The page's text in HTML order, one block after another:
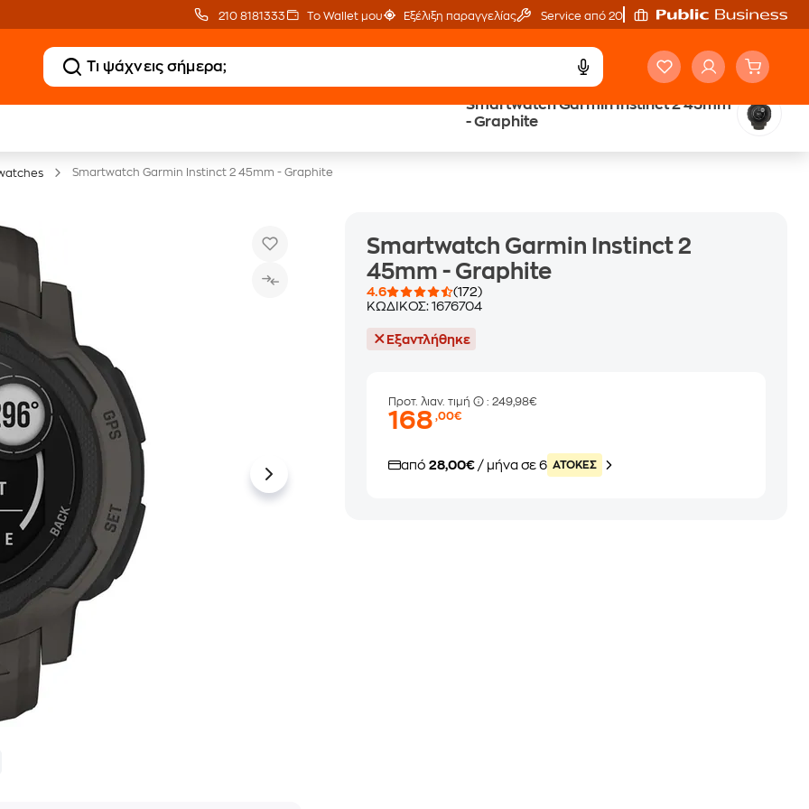
210 8181333 Το Wallet μου Εξέλιξη παραγγελίας Service από 20'
Smartwatch Garmin Instinct 2 45mm
- Graphite
Trade & Save
Smartwatch Garmin Instinct 2 45mm - Graphite
Smartwatch Garmin Instinct 2
45mm - Graphite
4.6
(172)
ΚΩΔΙΚΟΣ:1676704
Εξαντλήθηκε
Προτ. λιαν. τιμή : 249,98€
168,00€
από28,00€ / μήνα σε 6 ATOKEΣ